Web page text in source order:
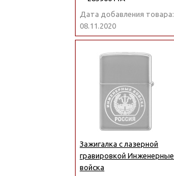
Дата добавления товара:
08.11.2020
Зажигалка с лазерной
гравировкой Инженерные
войска